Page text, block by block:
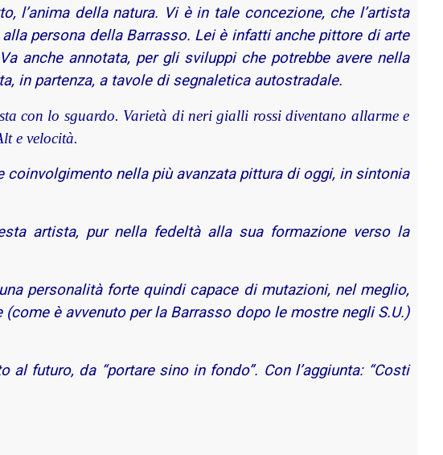
l’anima della natura. Vi è in tale concezione, che l’artista
persona della Barrasso. Lei è infatti anche pittore di arte
anche annotata, per gli sviluppi che potrebbe avere nella
in partenza, a tavole di segnaletica autostradale.
con lo sguardo. Varietà di neri gialli rossi diventano allarme e
e velocità.
coinvolgimento nella più avanzata pittura di oggi, in sintonia
artista, pur nella fedeltà alla sua formazione verso la
personalità forte quindi capace di mutazioni, nel meglio,
è avvenuto per la Barrasso dopo le mostre negli S.U.)
futuro, da “portare sino in fondo”. Con l’aggiunta: “Costi